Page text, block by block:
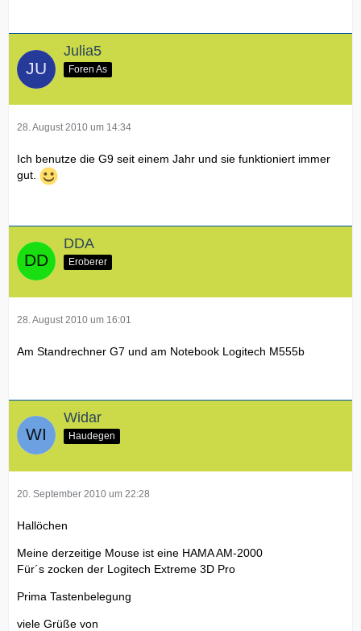
Julia5
Foren As
28. August 2010 um 14:34
Ich benutze die G9 seit einem Jahr und sie funktioniert immer
gut.
DDA
Eroberer
28. August 2010 um 16:01
Am Standrechner G7 und am Notebook Logitech M555b
Widar
Haudegen
20. September 2010 um 22:28
Hallöchen
Meine derzeitige Mouse ist eine HAMA AM-2000
Für´s zocken der Logitech Extreme 3D Pro
Prima Tastenbelegung
viele Grüße von